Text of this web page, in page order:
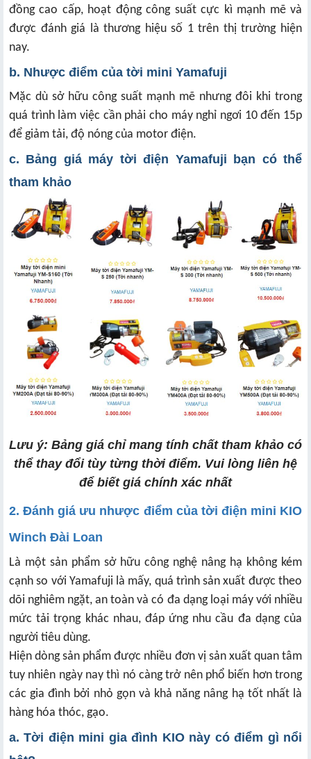
đồng cao cấp, hoạt động công suất cực kì mạnh mẽ và
được đánh giá là thương hiệu số 1 trên thị trường hiện
nay.
b. Nhược điểm của tời mini Yamafuji
Mặc dù sở hữu công suất mạnh mẽ nhưng đôi khi trong
quá trình làm việc cần phải cho máy nghỉ ngơi 10 đến 15p
để giảm tải, độ nóng của motor điện.
c. Bảng giá máy tời điện Yamafuji bạn có thể
tham khảo
Lưu ý: Bảng giá chỉ mang tính chất tham khảo có
thể thay đổi tùy từng thời điểm. Vui lòng liên hệ
để biết giá chính xác nhất
2. Đánh giá ưu nhược điểm của tời điện mini KIO
Winch Đài Loan
Là một sản phẩm sở hữu công nghệ nâng hạ không kém
cạnh so với Yamafuji là mấy, quá trình sản xuất được theo
dõi nghiêm ngặt, an toàn và có đa dạng loại máy với nhiều
mức tải trọng khác nhau, đáp ứng nhu cầu đa dạng của
người tiêu dùng.
Hiện dòng sản phẩm được nhiều đơn vị sản xuất quan tâm
tuy nhiên ngày nay thì nó càng trở nên phổ biến hơn trong
các gia đình bởi nhỏ gọn và khả năng nâng hạ tốt nhất là
hàng hóa thóc, gạo.
a. Tời điện mini gia đình KIO này có điểm gì nổi